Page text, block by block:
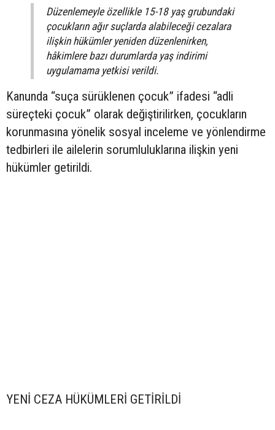
Düzenlemeyle özellikle 15-18 yaş grubundaki
çocukların ağır suçlarda alabileceği cezalara
ilişkin hükümler yeniden düzenlenirken,
hâkimlere bazı durumlarda yaş indirimi
uygulamama yetkisi verildi.
Kanunda “suça sürüklenen çocuk” ifadesi “adli
süreçteki çocuk” olarak değiştirilirken, çocukların
korunmasına yönelik sosyal inceleme ve yönlendirme
tedbirleri ile ailelerin sorumluluklarına ilişkin yeni
hükümler getirildi.
YENİ CEZA HÜKÜMLERİ GETİRİLDİ